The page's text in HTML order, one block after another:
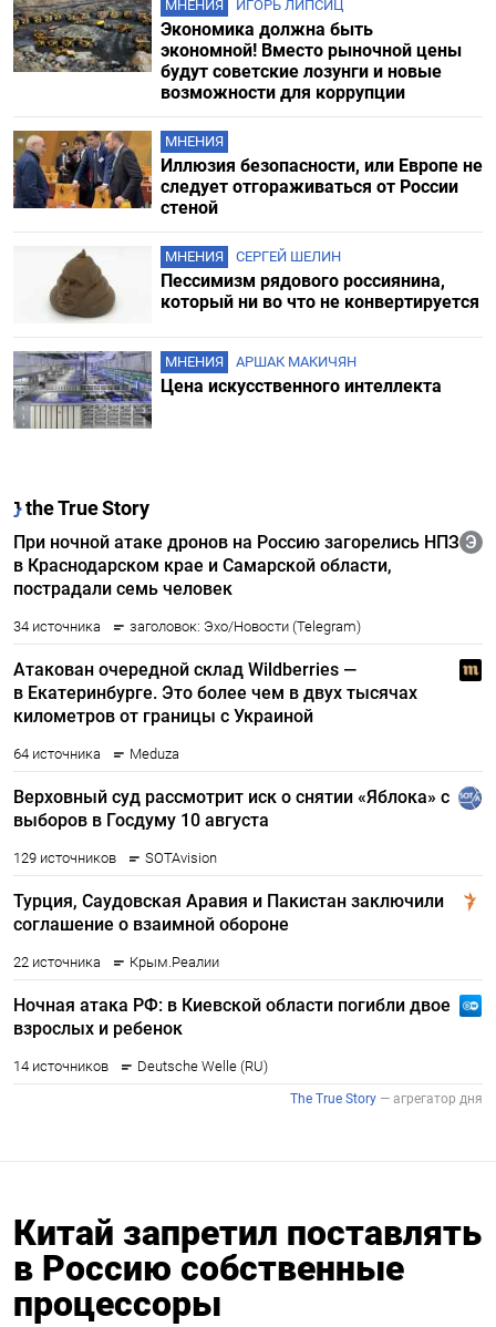
МНЕНИЯ ИГОРЬ ЛИПСИЦ
Экономика должна быть
экономной! Вместо рыночной цены
будут советские лозунги и новые
возможности для коррупции
МНЕНИЯ
Иллюзия безопасности, или Европе не
следует отгораживаться от России
стеной
МНЕНИЯ СЕРГЕЙ ШЕЛИН
Пессимизм рядового россиянина,
который ни во что не конвертируется
МНЕНИЯ АРШАК МАКИЧЯН
Цена искусственного интеллекта
Китай запретил поставлять
в Россию собственные
процессоры